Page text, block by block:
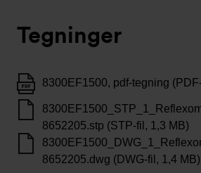
Tegninger
8300EF1500, pdf-tegning
8652205.stp (STP-fil, 1,3 MB)
8652205.dwg (DWG-fil, 1,4 MB)